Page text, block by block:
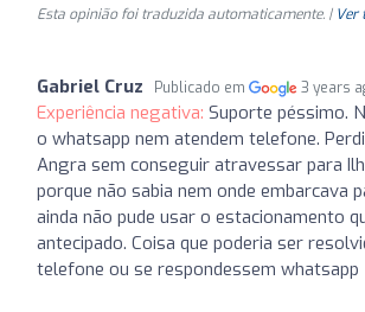
Esta opinião foi traduzida automaticamente. | Ver
Gabriel Cruz Publicado em 3 years
Experiência negativa: Suporte péssimo.
o whatsapp nem atendem telefone.
Angra sem conseguir atravessar para
porque não sabia nem onde embarcava
ainda não pude usar o estacionamento
antecipado. Coisa que poderia ser
telefone ou se respondessem whatsapp